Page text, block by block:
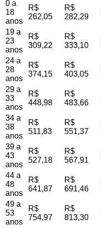
0 a
18
anos
R$
262,05
R$
282,29
19 a
23
anos
R$
309,22
R$
333,10
24 a
28
anos
R$
374,15
R$
403,05
29 a
33
anos
R$
448,98
R$
483,66
34 a
38
anos
R$
511,83
R$
551,37
39 a
43
anos
R$
527,18
R$
567,91
44 a
48
anos
R$
641,87
R$
691,46
49 a
53
anos
R$
754,97
R$
813,30